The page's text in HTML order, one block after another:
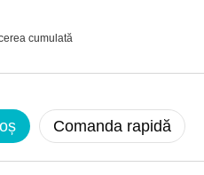
cumulată
Comanda rapidă